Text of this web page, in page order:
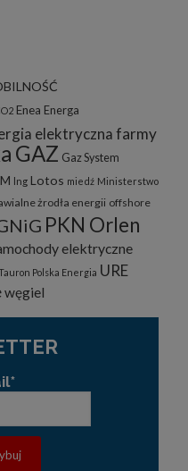
Enea Energa
elektrycznafarmy
GAZ Gaz System
lng Lotos miedź Ministerstwo
żrodła energii offshore
PKN Orlen
elektryczne
Polska Energia URE
węgiel